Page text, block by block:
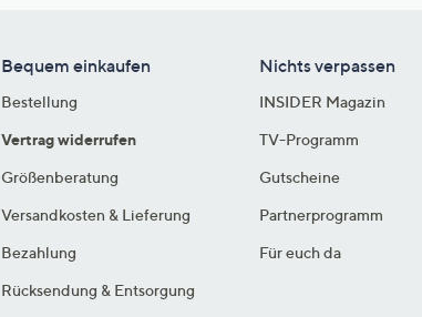
Bequem einkaufen
Bestellung
Vertrag widerrufen
Größenberatung
Versandkosten & Lieferung
Bezahlung
Rücksendung & Entsorgung
Nichts verpassen
INSIDER Magazin
TV-Programm
Gutscheine
Partnerprogramm
Für euch da